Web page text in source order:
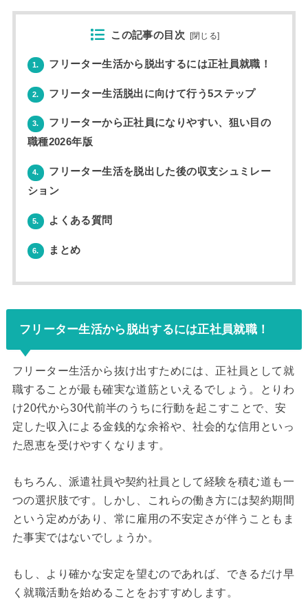
この記事の目次 [閉じる]
1. フリーター生活から脱出するには正社員就職！
2. フリーター生活脱出に向けて行う5ステップ
3.
フリーターから正社員になりやすい、狙い目の
職種2026年版
4.
フリーター生活を脱出した後の収支シュミレー
ション
5. よくある質問
6. まとめ
フリーター生活から脱出するには正社員就職！
フリーター生活から抜け出すためには、正社員として就
職することが最も確実な道筋といえるでしょう。とりわ
け20代から30代前半のうちに行動を起こすことで、安
定した収入による金銭的な余裕や、社会的な信用といっ
た恩恵を受けやすくなります。
もちろん、派遣社員や契約社員として経験を積む道も一
つの選択肢です。しかし、これらの働き方には契約期間
という定めがあり、常に雇用の不安定さが伴うこともま
た事実ではないでしょうか。
もし、より確かな安定を望むのであれば、できるだけ早
く就職活動を始めることをおすすめします。